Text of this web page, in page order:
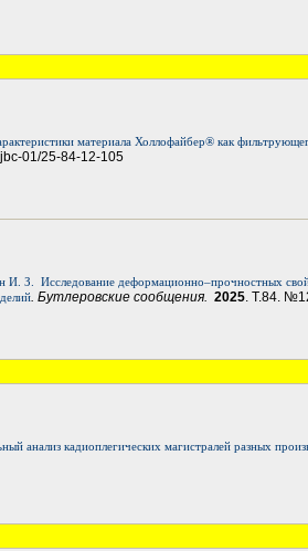
материала Холлофайбер® как
01/25-84-12-105
И. З.
Исследование деформационно–прочностных
. Бутлеровские сообщения. 2025. Т.84.
анализ кадиоплегических магистралей разных